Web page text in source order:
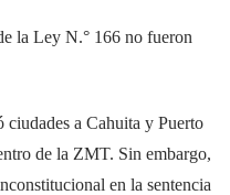
la Ley N.° 166 no fueron
a Cahuita y Puerto
de la ZMT. Sin embargo,
en la sentencia